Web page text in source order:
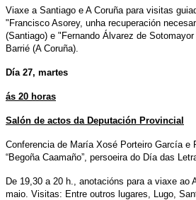
Viaxe a Santiago e A Coruña para visitas
"Francisco Asorey, unha recuperación
(Santiago) e "Fernando Álvarez de
Barrié (A Coruña).
Día 27, martes
ás 20 horas
Salón de actos da Deputación Provincial
Conferencia de María Xosé Porteiro García e
“Begoña Caamaño”, persoeira do Día das
De 19,30 a 20 h., anotacións para a viaxe ao
maio. Visitas: Entre outros lugares, Lugo,